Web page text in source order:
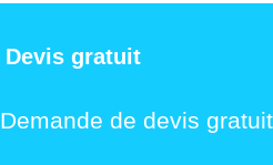
Devis gratuit
Demande de devis gratuit